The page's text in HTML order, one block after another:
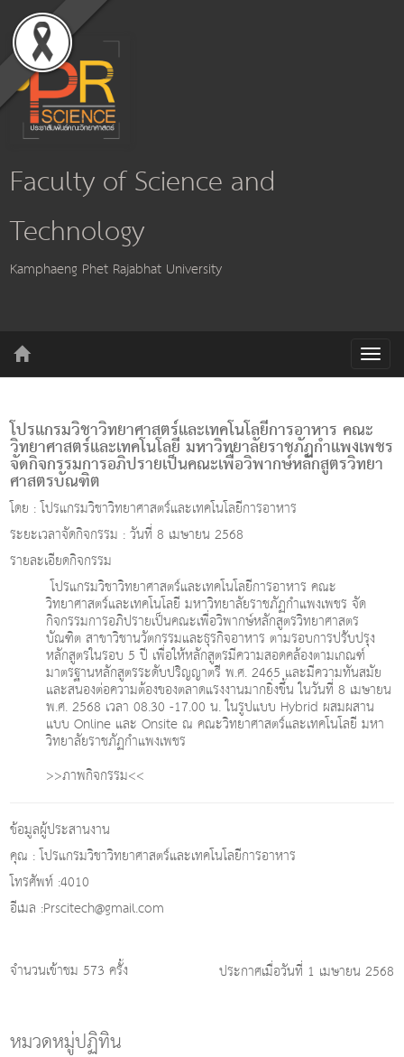
Faculty of Science and
Technology
Kamphaeng Phet Rajabhat University
T
o
l
e
n
โปรแกรมวิชาวิทยาศาสตร์และเทคโนโลยีการอาหาร คณะ
วิทยาศาสตร์และเทคโนโลยี มหาวิทยาลัยราชภัฏกําแพงเพชร
จัดกิจกรรมการอภิปรายเป็นคณะเพื่อวิพากษ์หลักสูตรวิทยา
ศาสตรบัณฑิต
โดย : โปรแกรมวิชาวิทยาศาสตร์และเทคโนโลยีการอาหาร
ระยะเวลาจัดกิจกรรม : วันที่ 8 เมษายน 2568
รายละเอียดกิจกรรม
โปรแกรมวิชาวิทยาศาสตร์และเทคโนโลยีการอาหาร คณะ
วิทยาศาสตร์และเทคโนโลยี มหาวิทยาลัยราชภัฏกําแพงเพชร จัด
กิจกรรมการอภิปรายเป็นคณะเพื่อวิพากษ์หลักสูตรวิทยาศาสตร
บัณฑิต สาขาวิชานวัตกรรมและธุรกิจอาหาร ตามรอบการปรับปรุง
หลักสูตรในรอบ 5 ปี เพื่อให้หลักสูตรมีความสอดคล้องตามเกณฑ์
มาตรฐานหลักสูตรระดับปริญญาตรี พ.ศ. 2465 และมีความทันสมัย
และสนองต่อความต้องของตลาดแรงงานมากยิ่งขึ้น ในวันที่ 8 เมษายน
พ.ศ. 2568 เวลา 08.30 -17.00 น. ในรูปแบบ Hybrid ผสมผสาน
แบบ Online และ Onsite ณ คณะวิทยาศาสตร์และเทคโนโลยี มหา
วิทยาลัยราชภัฏกําแพงเพชร
>>ภาพกิจกรรม<<
ข้อมูลผู้ประสานงาน
คุณ : โปรแกรมวิชาวิทยาศาสตร์และเทคโนโลยีการอาหาร
โทรศัพท์ :4010
อีเมล :Prscitech@gmail.com
จำนวนเข้าชม 573 ครั้ง ประกาศเมื่อวันที่ 1 เมษายน 2568
หมวดหมู่ปฏิทิน